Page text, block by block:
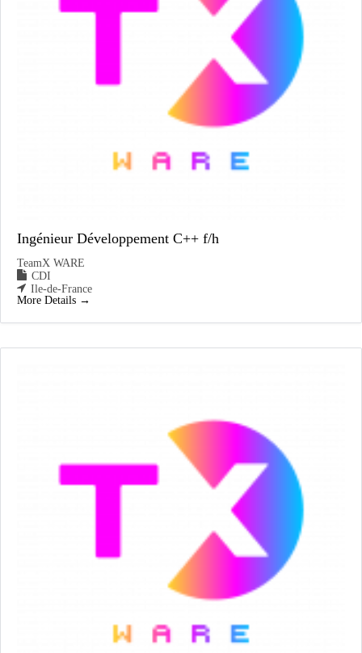
Ingénieur Développement C++ f/h
TeamX WARE
CDI
Ile-de-France
More Details